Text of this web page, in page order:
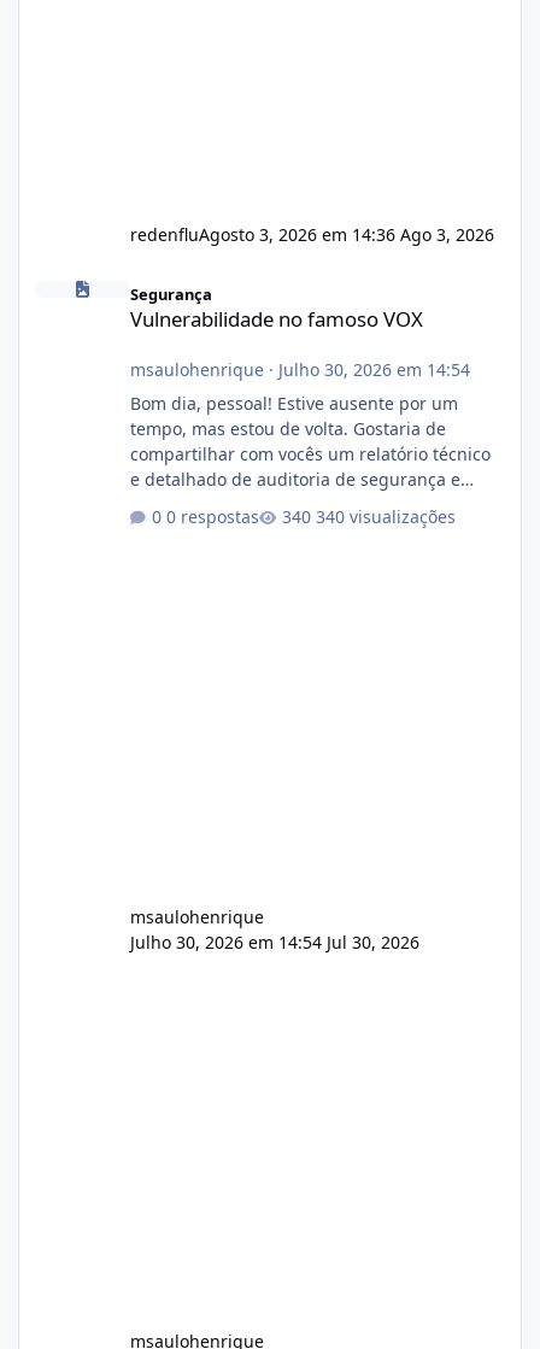
redenfluAgosto 3, 2026 em 14:36 Ago 3, 2026
Segurança
Vulnerabilidade no famoso VOX
msaulohenrique· Julho 30, 2026 em 14:54
Bom dia, pessoal! Estive ausente por um
tempo, mas estou de volta. Gostaria de
compartilhar com vocês um relatório técnico
e detalhado de auditoria de segurança e
atualmente em circulação e comercialização
0 respostas 340 visualizações
msaulohenrique
Julho 30, 2026 em 14:54 Jul 30, 2026
msaulohenrique